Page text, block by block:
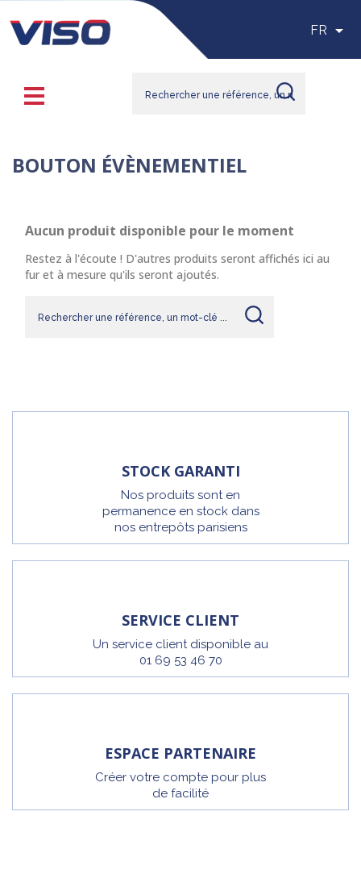
FR 
BOUTON ÉVÈNEMENTIEL
Aucun produit disponible pour le moment
Restez à l'écoute ! D'autres produits seront affichés ici au
fur et à mesure qu'ils seront ajoutés.
STOCK GARANTI
Nos produits sont en
permanence en stock dans
nos entrepôts parisiens
SERVICE CLIENT
Un service client disponible au
01 69 53 46 70
ESPACE PARTENAIRE
Créer votre compte pour plus
de facilité